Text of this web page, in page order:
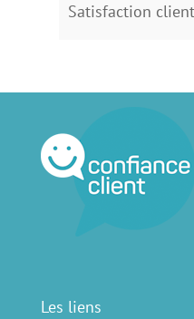
Satisfaction client
Les liens